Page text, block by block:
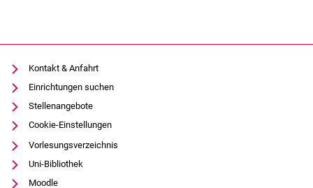
Kontakt & Anfahrt
Einrichtungen suchen
Stellenangebote
Cookie-Einstellungen
Vorlesungsverzeichnis
Uni-Bibliothek
Moodle